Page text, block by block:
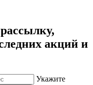
акций и
Укажите